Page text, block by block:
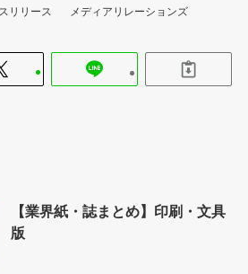
リリース メディアリレーションズ
【業界紙・誌まとめ】印刷・文具
版